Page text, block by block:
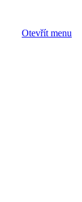
Otevřít menu